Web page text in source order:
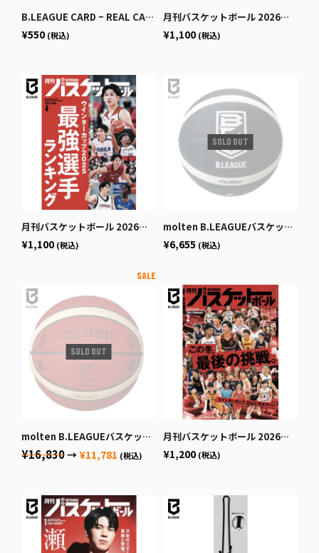
B.LEAGUE CARD ~ REAL CARD COLLECTION~＜10th ANNIVERSARY パック＞
¥550 (税込)
月刊バスケットボール 2026年5月号 (発売日2026年3月25日)
¥1,100 (税込)
月刊バスケットボール 2026年4月号 (発売日2026年2月25日)
¥1,100 (税込)
molten B.LEAGUEバスケットボール7号球
¥6,655 (税込)
molten B.LEAGUEバスケットボール公式試合球
¥16,830→¥11,781 (税込)
月刊バスケットボール 2026年2月号 (発売日2025年12月19日)
¥1,200 (税込)